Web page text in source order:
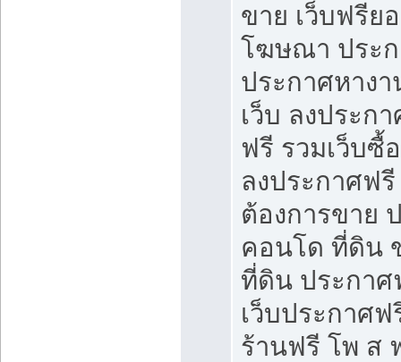
ขาย เว็บฟรีย
โฆษณา ประ
ประกาศหาง
เว็บ ลงประก
ฟรี รวมเว็บซื้
ลงประกาศฟ
ต้องการขาย
คอนโด ที่ดิน
ที่ดิน ประกา
เว็บประกาศ
ร้านฟรี โพ ส